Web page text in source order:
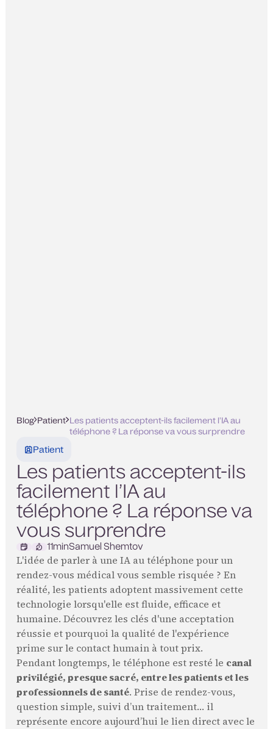
Blog Patient Les patients acceptent-ils facilement l’IA au
téléphone ? La réponse va vous surprendre
Patient
Les patients acceptent-ils
facilement l’IA au
téléphone ? La réponse va
vous surprendre
11minSamuel Shemtov
L'idée de parler à une IA au téléphone pour un
rendez-vous médical vous semble risquée ? En
réalité, les patients adoptent massivement cette
technologie lorsqu'elle est fluide, efficace et
humaine. Découvrez les clés d'une acceptation
réussie et pourquoi la qualité de l'expérience
prime sur le contact humain à tout prix.
Pendant longtemps, le téléphone est resté le canal
privilégié, presque sacré, entre les patients et les
professionnels de santé. Prise de rendez-vous,
question simple, suivi d’un traitement… il
représente encore aujourd’hui le lien direct avec le